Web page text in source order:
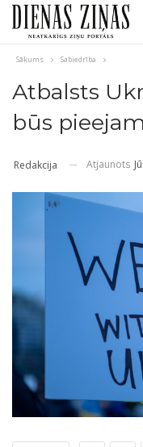
Sākums Sabiedrība
Atbalsts
būs
Redakcija Atjaunots